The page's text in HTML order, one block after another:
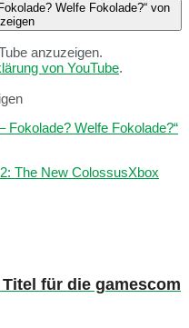
Welfe Fokolade?“ von
anzuzeigen.
von YouTube.
Fokolade? Welfe Fokolade?“
The New ColossusXbox
für die gamescom